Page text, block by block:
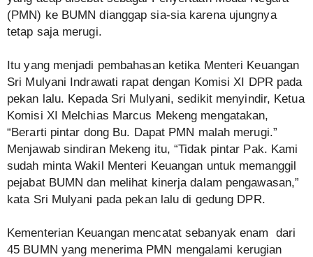
(PMN) ke BUMN dianggap sia-sia karena ujungnya
tetap saja merugi.
Itu yang menjadi pembahasan ketika Menteri Keuangan
Sri Mulyani Indrawati rapat dengan Komisi XI DPR pada
pekan lalu. Kepada Sri Mulyani, sedikit menyindir, Ketua
Komisi XI Melchias Marcus Mekeng mengatakan,
“Berarti pintar dong Bu. Dapat PMN malah merugi.”
Menjawab sindiran Mekeng itu, “Tidak pintar Pak. Kami
sudah minta Wakil Menteri Keuangan untuk memanggil
pejabat BUMN dan melihat kinerja dalam pengawasan,”
kata Sri Mulyani pada pekan lalu di gedung DPR.
Kementerian Keuangan mencatat sebanyak enam dari
45 BUMN yang menerima PMN mengalami kerugian